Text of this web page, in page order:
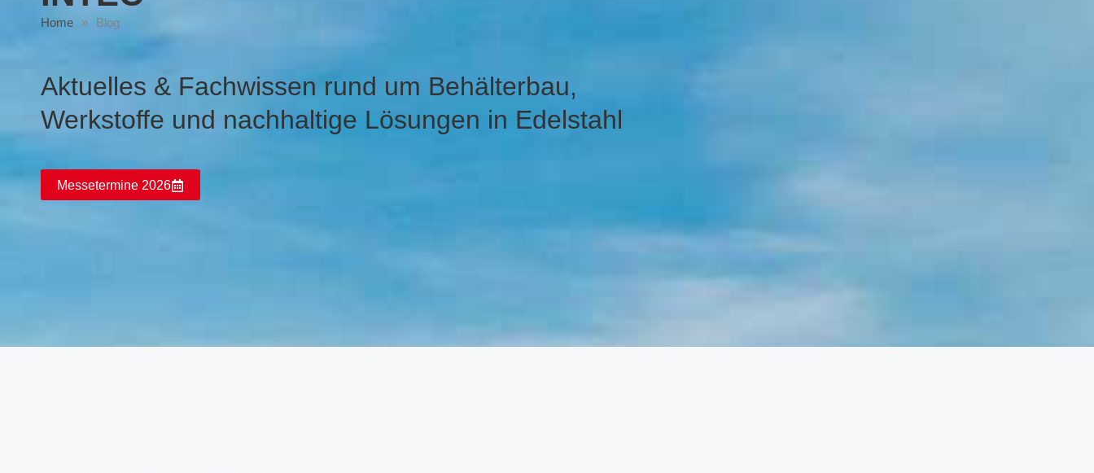
Home » Blog
Aktuelles & Fachwissen rund um Behälterbau,
Werkstoffe und nachhaltige Lösungen in Edelstahl
Messetermine 2026